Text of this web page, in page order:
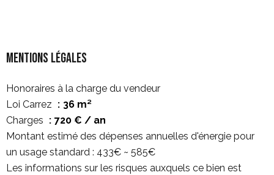
Mentions légales
Honoraires à la charge du vendeur
Loi Carrez
36 m²
Charges
720 € / an
Montant estimé des dépenses annuelles d'énergie pour
un usage standard : 433€ ~ 585€
Les informations sur les risques auxquels ce bien est